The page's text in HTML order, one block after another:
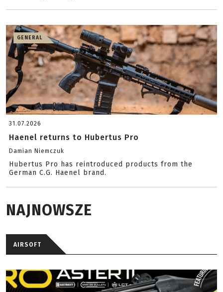
GENERAL
31.07.2026
Haenel returns to Hubertus Pro
Damian Niemczuk
Hubertus Pro has reintroduced products from the
German C.G. Haenel brand.
NAJNOWSZE
AIRSOFT